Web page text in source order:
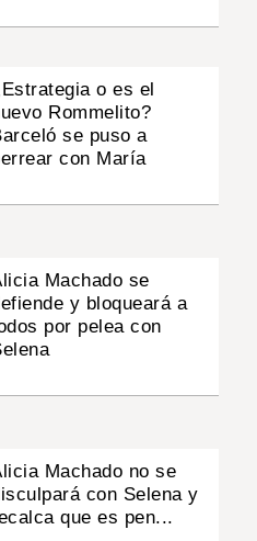
o es el
Rommelito?
se puso a
con María
Machado se
y bloqueará a
por pelea con
Machado no se
con Selena y
que es pen...